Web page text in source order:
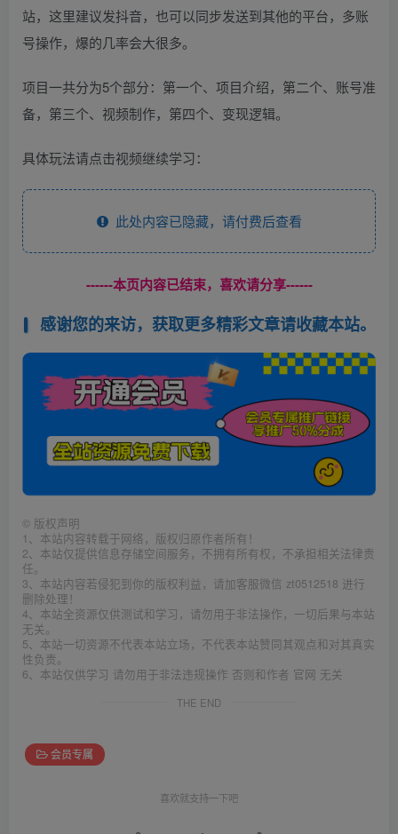
站，这里建议发抖音，也可以同步发送到其他的平台，多账
号操作，爆的几率会大很多。
项目一共分为5个部分：第一个、项目介绍，第二个、账号准
备，第三个、视频制作，第四个、变现逻辑。
具体玩法请点击视频继续学习：
此处内容已隐藏，请付费后查看
------本页内容已结束，喜欢请分享------
感谢您的来访，获取更多精彩文章请收藏本站。
© 版权声明
1、本站内容转载于网络，版权归原作者所有！
2、本站仅提供信息存储空间服务，不拥有所有权，不承担相关法律责
任。
3、本站内容若侵犯到你的版权利益，请加客服微信 zt0512518 进行
删除处理！
4、本站全资源仅供测试和学习，请勿用于非法操作，一切后果与本站
无关。
5、本站一切资源不代表本站立场，不代表本站赞同其观点和对其真实
性负责。
6、本站仅供学习 请勿用于非法违规操作 否则和作者 官网 无关
THE END
会员专属
喜欢就支持一下吧